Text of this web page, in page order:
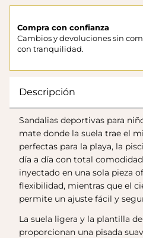
Compra con confianza
Cambios y devoluciones sin
con tranquilidad.
Descripción
Sandalias deportivas para
mate donde la suela trae el
perfectas para la playa, la
día a día con total
inyectado en una sola pieza
flexibilidad, mientras que el
permite un ajuste fácil y
La suela ligera y la plantilla
proporcionan una pisada
Botas Splash Euri Borreguito
$175.000